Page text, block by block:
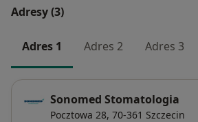
Adresy (3)
Adres 1 Adres 2 Adres 3
Sonomed Stomatologia
Pocztowa 28, 70-361 Szczecin